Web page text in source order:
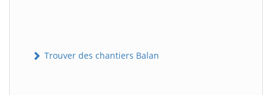
Trouver des chantiers Balan